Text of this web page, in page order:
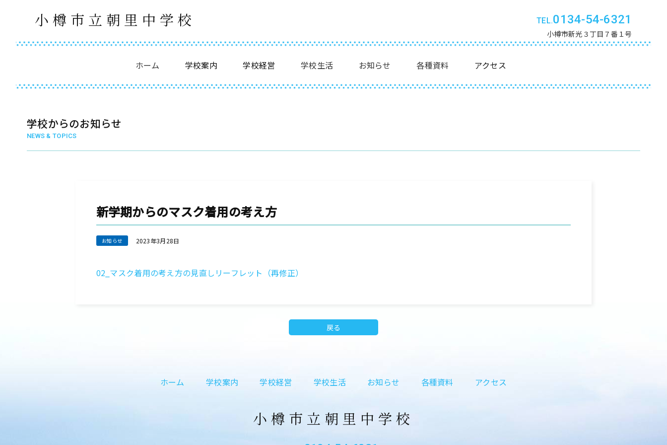
小樽市立朝里中学校
ホーム 学校案内 学校経営 学校生活 お知らせ 各種資料 アクセス
0134-54-6321
小樽市新光３丁目７番１号
学校からのお知らせ
NEWS & TOPICS
新学期からのマスク着用の考え方
2023年3月28日
02_マスク着用の考え方の見直しリーフレット（再修正）
戻る
ホーム 学校案内 学校経営 学校生活 お知らせ 各種資料 アクセス
小樽市立朝里中学校